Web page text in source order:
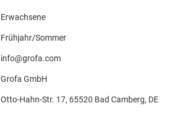
Erwachsene
Frühjahr/Sommer
info@grofa.com
Grofa GmbH
Otto-Hahn-Str. 17, 65520 Bad Camberg, DE